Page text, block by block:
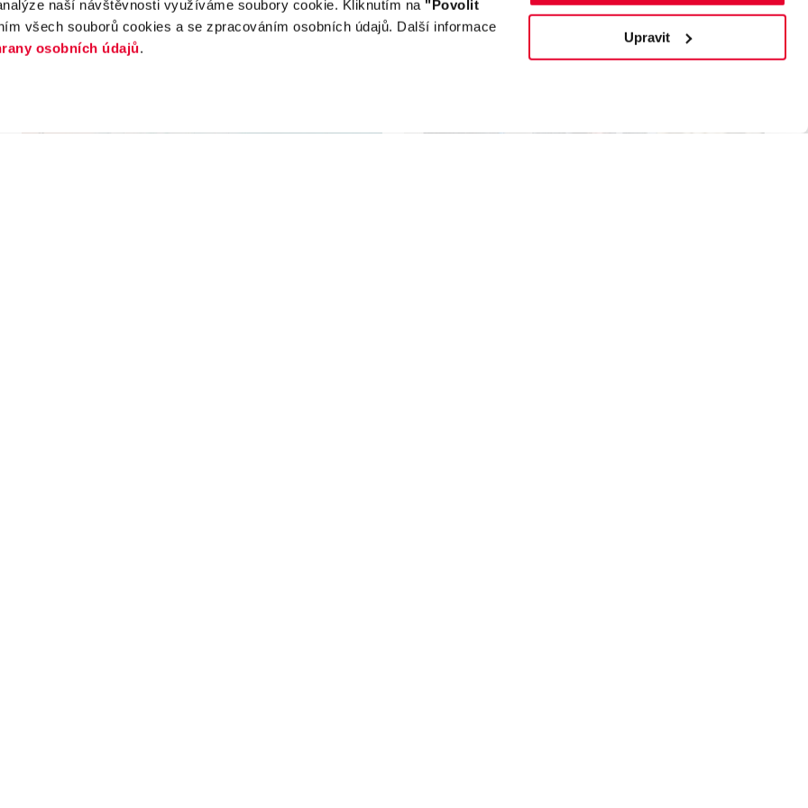
naší návštěvnosti využíváme soubory cookie. Kliknutím na "Povolit
všech souborů cookies a se zpracováním osobních údajů. Další informace
osobních údajů.
Upravit